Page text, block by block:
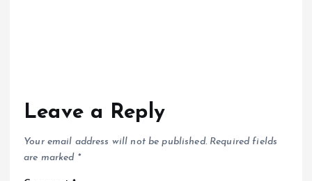
Leave a Reply
Your email address will not be published. Required fields
are marked *